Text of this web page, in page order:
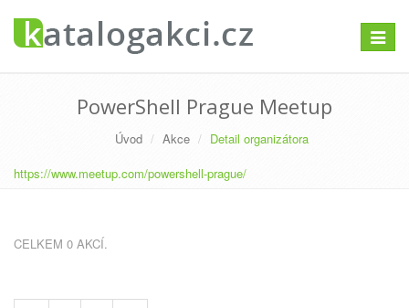
PowerShell Prague Meetup
Úvod Akce
Detail organizátora
https://www.meetup.com/powershell-prague/
CELKEM 0 AKCÍ.